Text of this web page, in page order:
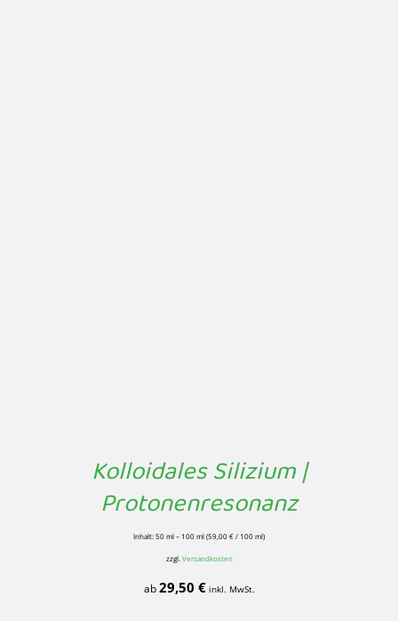
Kolloidales Silizium |
Protonenresonanz
Inhalt: 50ml– 100ml(59,00€/ 100ml)
zzgl.Versandkosten
ab29,50 € inkl. MwSt.